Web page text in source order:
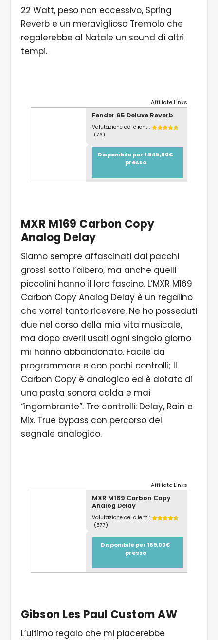
22 Watt, peso non eccessivo, Spring
Reverb e un meraviglioso Tremolo che
regalerebbe al Natale un sound di altri
tempi.
Affiliate Links
Fender 65 Deluxe Reverb
Valutazione dei clienti:
(76)
Disponibile per 1.945,00€
presso
MXR M169 Carbon Copy
Analog Delay
Siamo sempre affascinati dai pacchi
grossi sotto l’albero, ma anche quelli
piccolini hanno il loro fascino. L’MXR M169
Carbon Copy Analog Delay è un regalino
che vorrei tanto ricevere. Ne ho posseduti
due nel corso della mia vita musicale,
ma dopo averli usati ogni singolo giorno
mi hanno abbandonato. Facile da
programmare e con pochi controlli; Il
Carbon Copy è analogico ed è dotato di
una pasta sonora calda e mai
“ingombrante”. Tre controlli: Delay, Rain e
Mix. True bypass con percorso del
segnale analogico.
Affiliate Links
MXR M169 Carbon Copy
Analog Delay
Valutazione dei clienti:
(577)
Disponibile per 169,00€
presso
Gibson Les Paul Custom AW
L’ultimo regalo che mi piacerebbe